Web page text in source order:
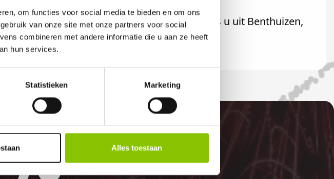
om functies voor social media te bieden en om ons
van onze site met onze partners voor social
combineren met andere informatie die u aan ze heeft
hun services.
Statistieken Marketing
Alles toestaan
welkom! U bent uiteraard ook welkom als u uit Benthuizen,